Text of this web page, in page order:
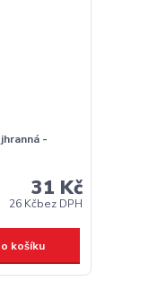
-
31 Kč
26 Kčbez DPH
košíku